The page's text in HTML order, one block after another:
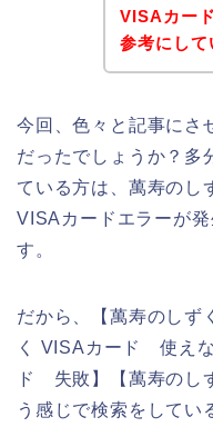
VISAカー
参考にして
今回、色々と記事にさ
だったでしょうか？多
ている方は、萬寿のし
VISAカードエラーが
す。
だから、【萬寿のしず
く VISAカード 使え
ド 失敗】【萬寿のし
う感じで検索をしてい